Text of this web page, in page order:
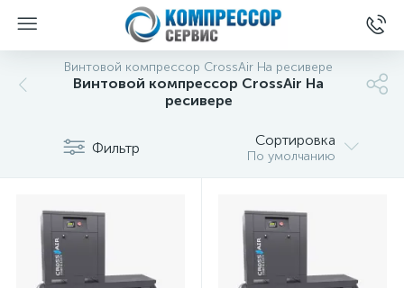
Винтовой компрессор CrossAir На ресивере
Винтовой компрессор CrossAir На
ресивере
Фильтр Сортировка
По умолчанию